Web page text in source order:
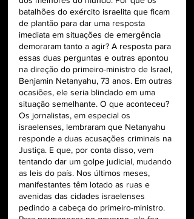
batalhões do exército israelita que ficam
de plantão para dar uma resposta
imediata em situações de emergência
demoraram tanto a agir? A resposta para
essas duas perguntas e outras apontou
na direção do primeiro-ministro de Israel,
Benjamin Netanyahu, 73 anos. Em outras
ocasiões, ele seria blindado em uma
situação semelhante. O que aconteceu?
Os jornalistas, em especial os
israelenses, lembraram que Netanyahu
responde a duas acusações criminais na
Justiça. E que, por conta disso, vem
tentando dar um golpe judicial, mudando
as leis do país. Nos últimos meses,
manifestantes têm lotado as ruas e
avenidas das cidades israelenses
pedindo a cabeça do primeiro-ministro.